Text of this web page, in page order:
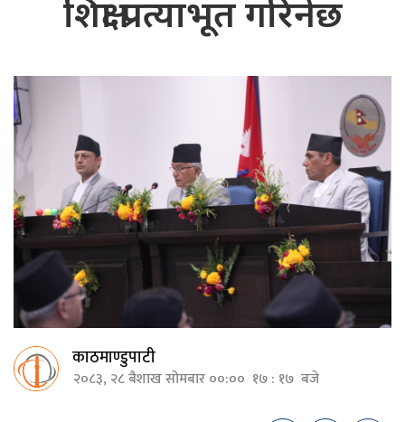
शिक्षा प्रत्याभूत गरिनेछ
काठमाण्डुपाटी
२०८३, २८ बैशाख सोमबार ००:०० १७ : १७ बजे